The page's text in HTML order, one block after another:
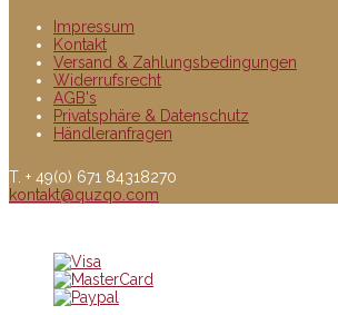
Impressum
Kontakt
Versand & Zahlungsbedingungen
Widerrufsrecht
AGB's
Privatsphäre & Datenschutz
Händleranfragen
T. + 49(0) 671 84318270
kontakt@quzqo.com